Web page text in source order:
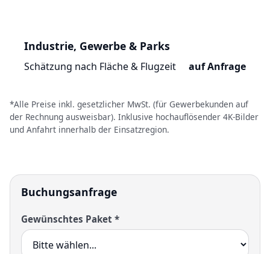
Industrie, Gewerbe & Parks
Schätzung nach Fläche & Flugzeit auf Anfrage
*Alle Preise inkl. gesetzlicher MwSt. (für Gewerbekunden auf
der Rechnung ausweisbar). Inklusive hochauflösender 4K-Bilder
und Anfahrt innerhalb der Einsatzregion.
Buchungsanfrage
Gewünschtes Paket *